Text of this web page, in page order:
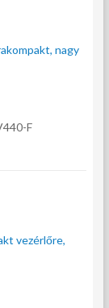
nagy
F
vezérlőre,